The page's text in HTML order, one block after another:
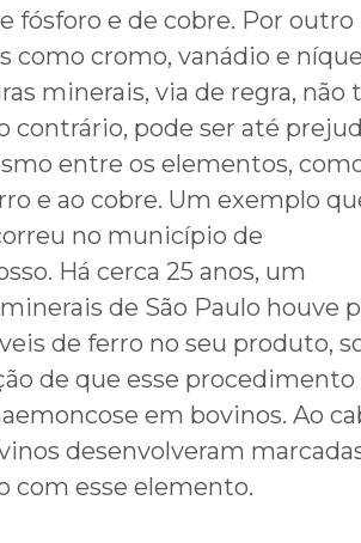
fósforo e de cobre. Por outro
como cromo, vanádio e
minerais, via de regra, não
contrário, pode ser até
entre os elementos,
e ao cobre. Um exemplo
no município de
Há cerca 25 anos, um
de São Paulo houve
de ferro no seu produto,
de que esse procedimento
em bovinos. Ao
desenvolveram
com esse elemento.